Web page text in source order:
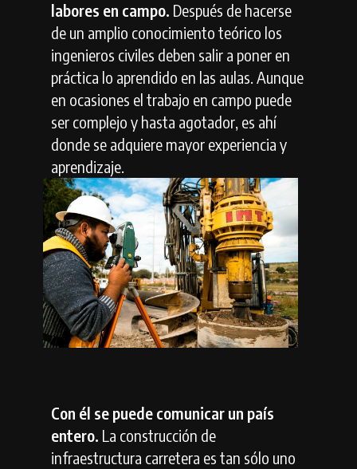
labores en campo. Después de hacerse
de un amplio conocimiento teórico los
ingenieros civiles deben salir a poner en
práctica lo aprendido en las aulas. Aunque
en ocasiones el trabajo en campo puede
ser complejo y hasta agotador, es ahí
donde se adquiere mayor experiencia y
aprendizaje.
Con él se puede comunicar un país
entero. La construcción de
infraestructura carretera es tan sólo uno